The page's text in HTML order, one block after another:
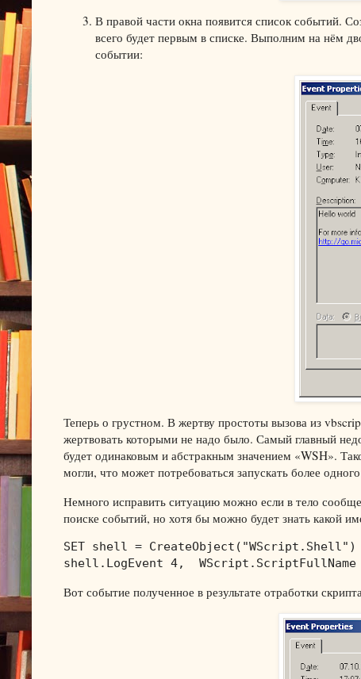
В правой части окна появится список событий.
всего будет первым в списке. Выполним на нём
событии:
Теперь о грустном. В жертву простоты вызова из
жертвовать которыми не надо было. Самый главный
будет одинаковым и абстракным значением «WSH».
могли, что может потребоваться запускать более
Немного исправить ситуацию можно если в тело
поиске событий, но хотя бы можно будет знать какой
SET shell = CreateObject("WScript.Shell")
shell.LogEvent 4,
Вот событие полученное в результате отработки